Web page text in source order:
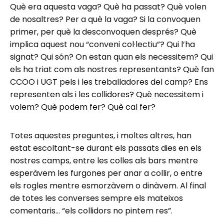
Què era aquesta vaga? Què ha passat? Què volen
de nosaltres? Per a què la vaga? Si la convoquen
primer, per què la desconvoquen després? Què
implica aquest nou “conveni col·lectiu”? Qui l’ha
signat? Qui són? On estan quan els necessitem? Qui
els ha triat com als nostres representants? Què fan
CCOO i UGT pels i les treballadores del camp? Ens
representen als i les collidores? Què necessitem i
volem? Què podem fer? Què cal fer?
Totes aquestes preguntes, i moltes altres, han
estat escoltant-se durant els passats dies en els
nostres camps, entre les colles als bars mentre
esperàvem les furgones per anar a collir, o entre
els rogles mentre esmorzàvem o dinàvem. Al final
de totes les converses sempre els mateixos
comentaris… “els collidors no pintem res”.